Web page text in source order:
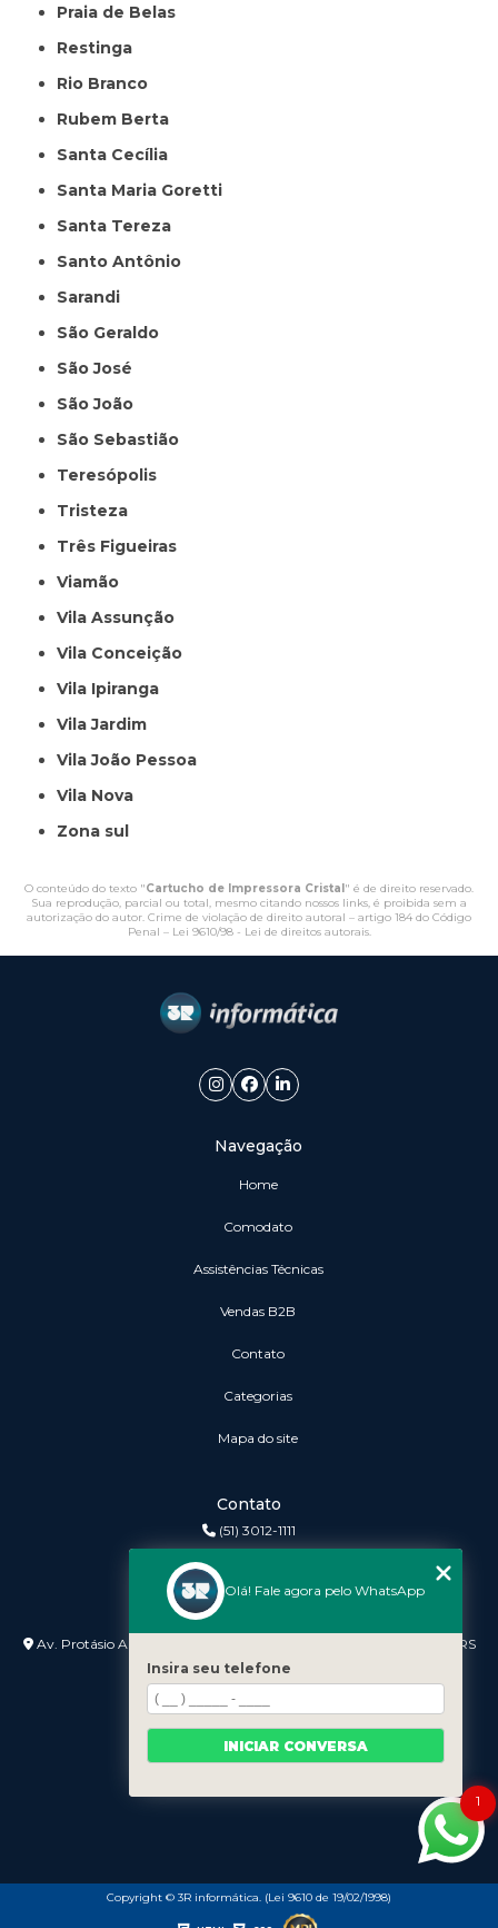
Praia de Belas
Restinga
Rio Branco
Rubem Berta
Santa Cecília
Santa Maria Goretti
Santa Tereza
Santo Antônio
Sarandi
São Geraldo
São José
São João
São Sebastião
Teresópolis
Tristeza
Três Figueiras
Viamão
Vila Assunção
Vila Conceição
Vila Ipiranga
Vila Jardim
Vila João Pessoa
Vila Nova
Zona sul
O conteúdo do texto "Cartucho de Impressora Cristal" é de direito reservado.
Sua reprodução, parcial ou total, mesmo citando nossos links, é proibida sem a
autorização do autor. Crime de violação de direito autoral – artigo 184 do Código
Penal – Lei 9610/98 - Lei de direitos autorais.
Navegação
Home
Comodato
Assistências Técnicas
vendas B2B
Contato
Categorias
Mapa do site
Contato
(51) 3012-1111
Endereço
Av. Protásio Alves nº 3240 Lojas 7 e 8 - Petrópolis - Porto Alegre - RS
- 90410-007
Copyright © 3R informática. (Lei 9610 de 19/02/1998)
1
Olá! Fale agora pelo WhatsApp
Insira seu telefone
INICIAR CONVERSA